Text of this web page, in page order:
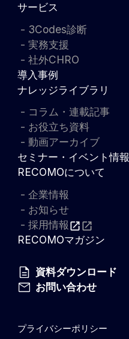
サービス
3Codes診断
実務支援
社外CHRO
導入事例
ナレッジライブラリ
コラム・連載記事
お役立ち資料
動画アーカイブ
セミナー・イベント情報
RECOMOについて
企業情報
お知らせ
採用情報
RECOMOマガジン
資料ダウンロード
お問い合わせ
プライバシーポリシー